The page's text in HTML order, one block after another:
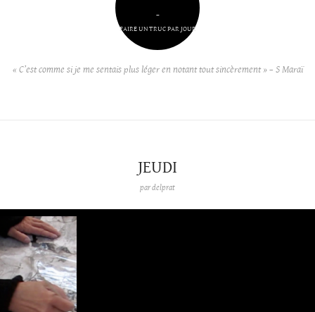
–
FAIRE UN TRUC PAR JOUR
« C’est comme si je me sentais plus léger en notant tout sincèrement » – S Maraï
JEUDI
pardelprat